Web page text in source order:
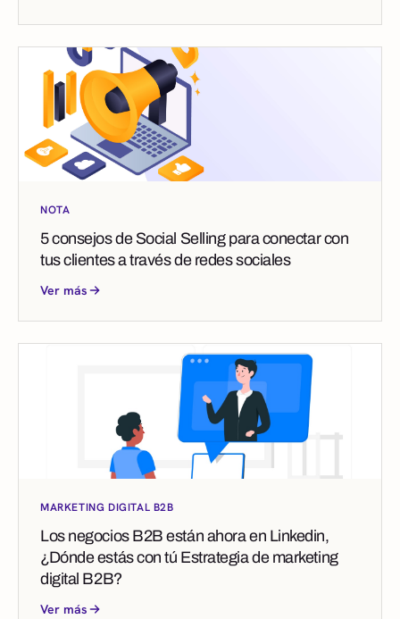
NOTA
5 consejos de Social Selling para conectar con
tus clientes a través de redes sociales
Ver más
MARKETING DIGITAL B2B
Los negocios B2B están ahora en Linkedin,
¿Dónde estás con tú Estrategia de marketing
digital B2B?
Ver más